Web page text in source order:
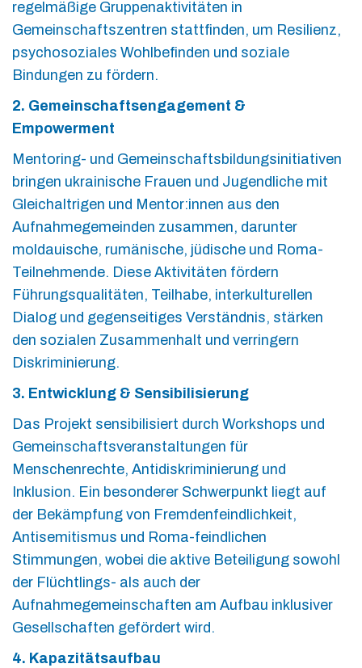
regelmäßige Gruppenaktivitäten in
Gemeinschaftszentren stattfinden, um Resilienz,
psychosoziales Wohlbefinden und soziale
Bindungen zu fördern.
2. Gemeinschaftsengagement &
Empowerment
Mentoring- und Gemeinschaftsbildungsinitiativen
bringen ukrainische Frauen und Jugendliche mit
Gleichaltrigen und Mentor:innen aus den
Aufnahmegemeinden zusammen, darunter
moldauische, rumänische, jüdische und Roma-
Teilnehmende. Diese Aktivitäten fördern
Führungsqualitäten, Teilhabe, interkulturellen
Dialog und gegenseitiges Verständnis, stärken
den sozialen Zusammenhalt und verringern
Diskriminierung.
3. Entwicklung & Sensibilisierung
Das Projekt sensibilisiert durch Workshops und
Gemeinschaftsveranstaltungen für
Menschenrechte, Antidiskriminierung und
Inklusion. Ein besonderer Schwerpunkt liegt auf
der Bekämpfung von Fremdenfeindlichkeit,
Antisemitismus und Roma-feindlichen
Stimmungen, wobei die aktive Beteiligung sowohl
der Flüchtlings- als auch der
Aufnahmegemeinschaften am Aufbau inklusiver
Gesellschaften gefördert wird.
4. Kapazitätsaufbau